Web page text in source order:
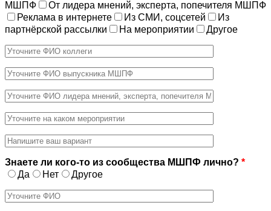
МШПФ
От лидера мнений, эксперта, попечителя МШПФ
Реклама в интернете
Из СМИ, соцсетей
Из
партнёрской рассылки
На мероприятии Другое
Знаете ли кого-то из сообщества МШПФ лично? *
Да
Нет Другое